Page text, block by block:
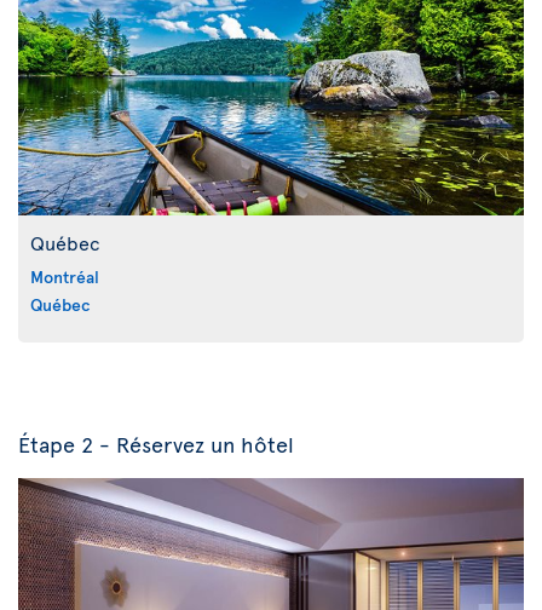
Québec
Montréal
Québec
Étape 2 - Réservez un hôtel